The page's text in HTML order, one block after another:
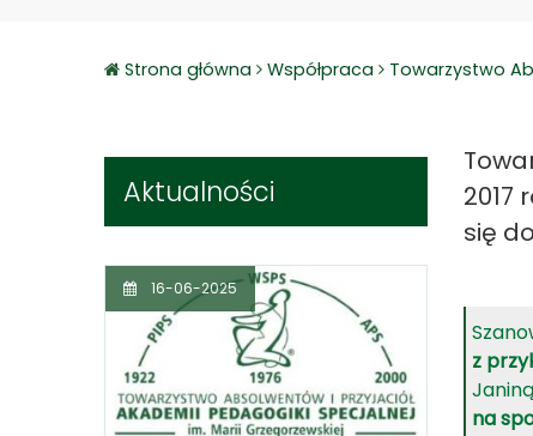
Strona główna Współpraca Towarzystwo
Aktualności
16-06-2025
2017
się
z
na